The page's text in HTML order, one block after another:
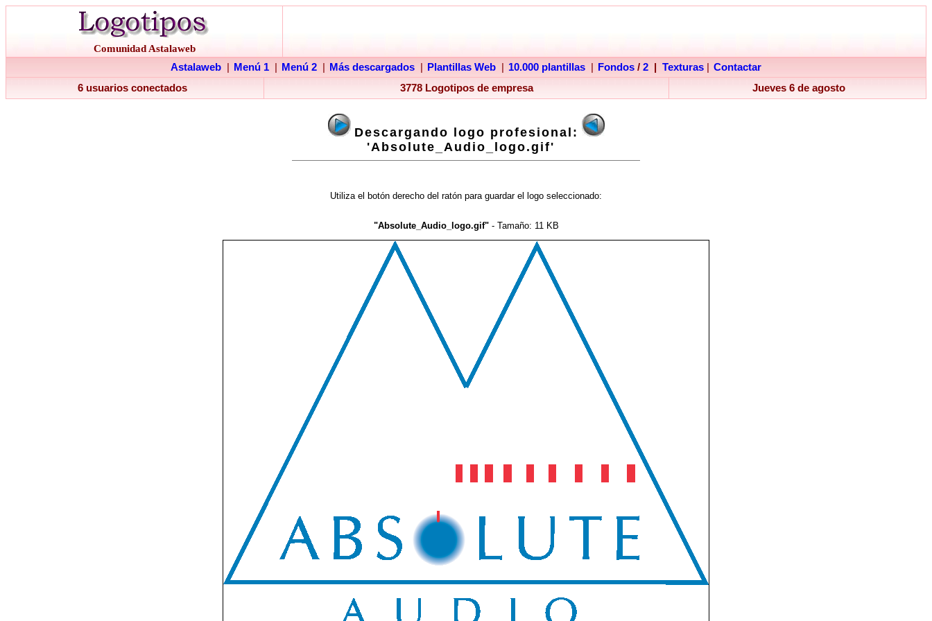
Comunidad Astalaweb
Astalaweb
Menú 1 Menú 2 Más descargados Plantillas Web 10.000 plantillas Fondos / 2 Texturas
Contactar
6 usuarios conectados
3778 Logotipos de empresa Jueves 6 de agosto
Descargando logo profesional:
'Absolute_Audio_logo.gif'
Utiliza el botón derecho del ratón para guardar el logo seleccionado:
"Absolute_Audio_logo.gif"- Tamaño: 11 KB